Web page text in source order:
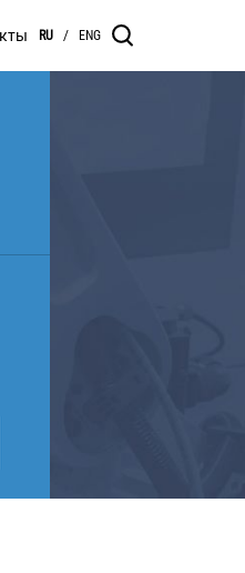
RU / ENG